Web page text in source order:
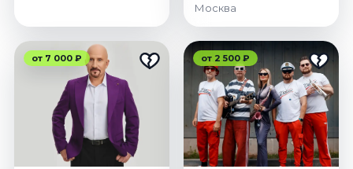
Москва
от 7 000 ₽ от 2 500 ₽